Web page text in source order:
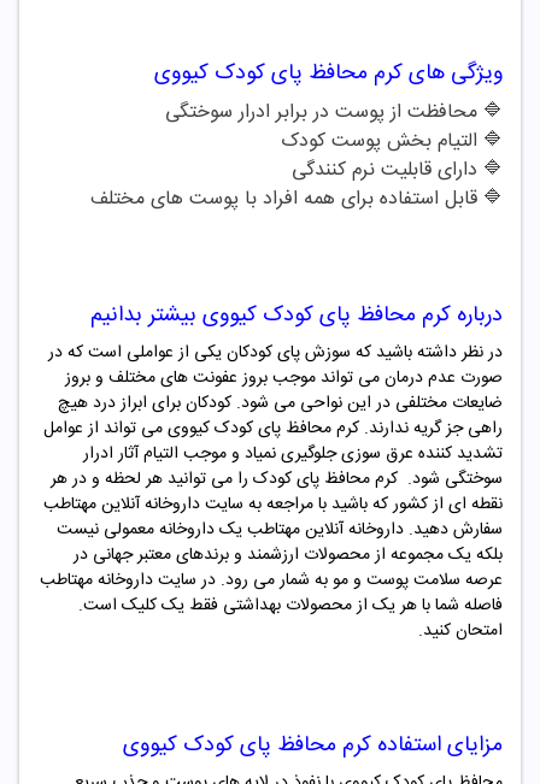
ویژگی هایکرم محافظ پای کودک کیووی
🔷 محافظت از پوست در برابر ادرار سوختگی
🔷 التیام بخش پوست کودک
🔷 دارای قابلیت نرم کنندگی
🔷 قابل استفاده برای همه افراد با پوست های مختلف
درباره کرم محافظ پای کودک کیووی بیشتر بدانیم
در نظر داشته باشید که سوزش پای کودکان یکی از عواملی است که در
صورت عدم درمان می تواند موجب بروز عفونت های مختلف و بروز
ضایعات مختلفی در این نواحی می شود. کودکان برای ابراز درد هیچ
راهی جز گریه ندارند. کرم محافظ پای کودک کیووی می تواند از عوامل
تشدید کننده عرق سوزی جلوگیری نمیاد و موجب التیام آثار ادرار
سوختگی شود. کرم محافظ پای کودک را می توانید هر لحظه و در هر
نقطه ای از کشور که باشید با مراجعه به سایت داروخانه آنلاین مهتاطب
سفارش دهید. داروخانه آنلاین مهتاطب یک داروخانه معمولی نیست
بلکه یک مجموعه از محصولات ارزشمند و برندهای معتبر جهانی در
عرصه سلامت پوست و مو به شمار می رود. در سایت داروخانه مهتاطب
فاصله شما با هر یک از محصولات بهداشتی فقط یک کلیک است.
امتحان کنید.
مزایای استفاده کرم محافظ پای کودک کیووی